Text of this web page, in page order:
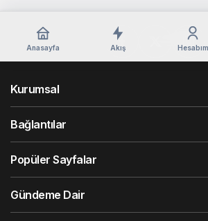
Anasayfa Akış Hesabım
Kurumsal
Bağlantılar
Popüler Sayfalar
Gündeme Dair